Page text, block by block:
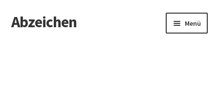
Zur
Navigation
Zum
Inhalt
Abzeichen Menü